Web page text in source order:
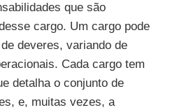
que são
cargo. Um cargo pode
deveres, variando de
Cada cargo tem
detalha o conjunto de
e, muitas vezes, a